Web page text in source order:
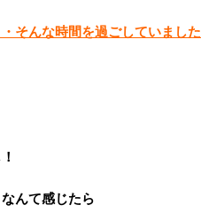
そんな時間を過ごしていました
んて感じたら